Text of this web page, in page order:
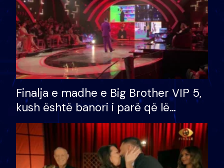
Finalja e madhe e Big Brother VIP 5,
kush është banori i parë që lë
shtëpinë dhe humb mundësinë për
të fituar çmimin e madh